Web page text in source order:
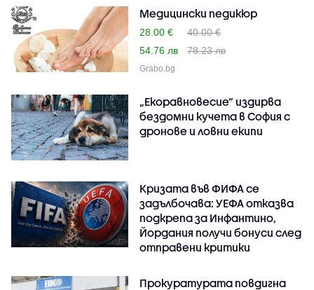
Медицински педикюр
28.00 €
40.00 €
54.76 лв
78.23 лв
Grabo.bg
„Екоравновесие“ издирва
бездомни кучета в София с
дронове и ловни екипи
Кризата във ФИФА се
задълбочава: УЕФА отказва
подкрепа за Инфантино,
Йордания получи бонуси след
отправени критики
Прокуратурата повдигна